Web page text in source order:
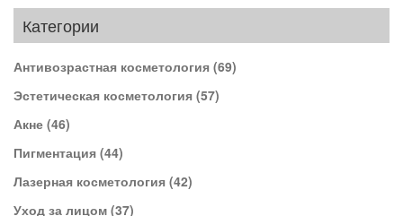
Категории
Антивозрастная косметология (69)
Эстетическая косметология (57)
Акне (46)
Пигментация (44)
Лазерная косметология (42)
Уход за лицом (37)